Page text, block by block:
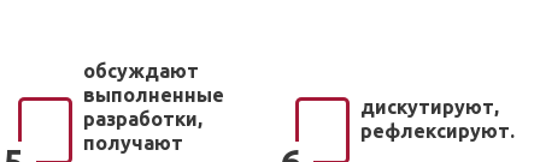
обсуждают
выполненные
разработки,
получают
дискутируют,
рефлексируют.